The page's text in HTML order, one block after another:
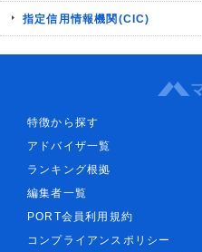
指定信用情報機関(CIC)
特徴から探す
アドバイザ一覧
ランキング根拠
編集者一覧
PORT会員利用規約
コンプライアンスポリシー